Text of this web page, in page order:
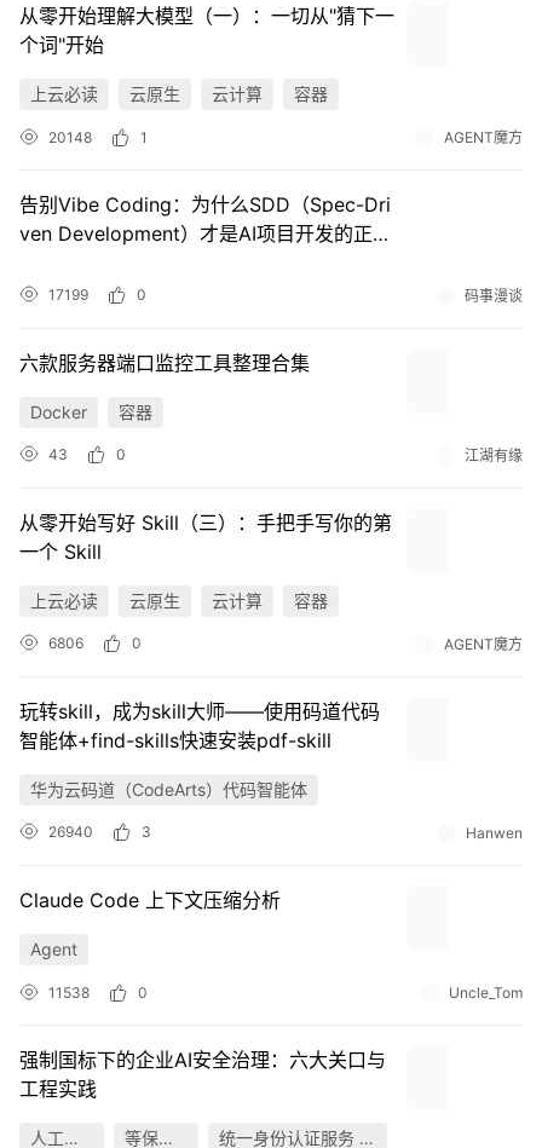
从零开始理解大模型（一）：一切从"猜下一
个词"开始
上云必读 云原生 云计算 容器
20148 1 AGENT魔方
告别Vibe Coding：为什么SDD（Spec-Dri
ven Development）才是AI项目开发的正确
17199 0 码事漫谈
六款服务器端口监控工具整理合集
Docker 容器
43 0 江湖有缘
从零开始写好 Skill（三）：手把手写你的第
一个 Skill
上云必读 云原生 云计算 容器
6806 0 AGENT魔方
玩转skill，成为skill大师——使用码道代码
智能体+find-skills快速安装pdf-skill
华为云码道（CodeArts）代码智能体
26940 3 Hanwen
Claude Code 上下文压缩分析
Agent
11538 0 Uncle_Tom
强制国标下的企业AI安全治理：六大关口与
工程实践
人工智能 等保合规 统一身份认证服务 IAM